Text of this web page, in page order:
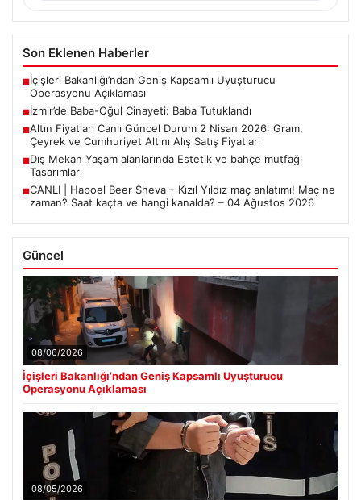
Son Eklenen Haberler
■İçişleri Bakanlığı’ndan Geniş Kapsamlı Uyuşturucu
Operasyonu Açıklaması
■İzmir’de Baba-Oğul Cinayeti: Baba Tutuklandı
■Altın Fiyatları Canlı Güncel Durum 2 Nisan 2026: Gram,
Çeyrek ve Cumhuriyet Altını Alış Satış Fiyatları
■Dış Mekan Yaşam alanlarında Estetik ve bahçe mutfağı
Tasarımları
■CANLI | Hapoel Beer Sheva – Kızıl Yıldız maç anlatımı! Maç ne
zaman? Saat kaçta ve hangi kanalda? – 04 Ağustos 2026
Güncel
08/06/2026
İçişleri Bakanlığı’ndan Geniş Kapsamlı Uyuşturucu
Operasyonu Açıklaması
08/05/2026